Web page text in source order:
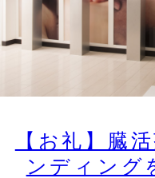
【お礼】臓
ンディング